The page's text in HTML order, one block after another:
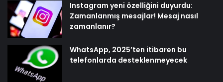
Instagram yeni özelliğini duyurdu:
Zamanlanmış mesajlar! Mesaj nasıl
zamanlanır?
WhatsApp, 2025’ten itibaren bu
telefonlarda desteklenmeyecek